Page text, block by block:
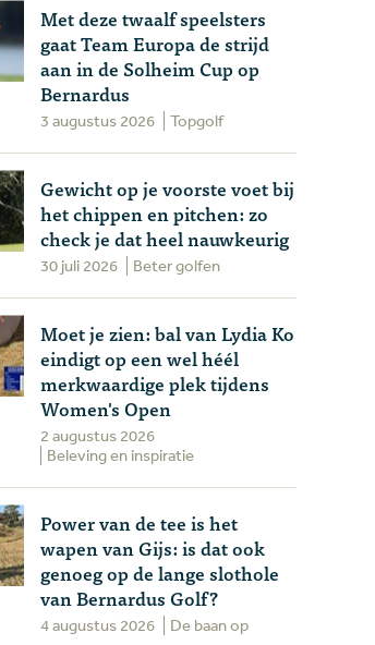
Met deze twaalf speelsters
gaat Team Europa de strijd
aan in de Solheim Cup op
Bernardus
3 augustus 2026 Topgolf
Gewicht op je voorste voet bij
het chippen en pitchen: zo
check je dat heel nauwkeurig
30 juli 2026 Beter golfen
Moet je zien: bal van Lydia Ko
eindigt op een wel héél
merkwaardige plek tijdens
Women's Open
2 augustus 2026
Beleving en inspiratie
Power van de tee is het
wapen van Gijs: is dat ook
genoeg op de lange slothole
van Bernardus Golf?
4 augustus 2026 De baan op